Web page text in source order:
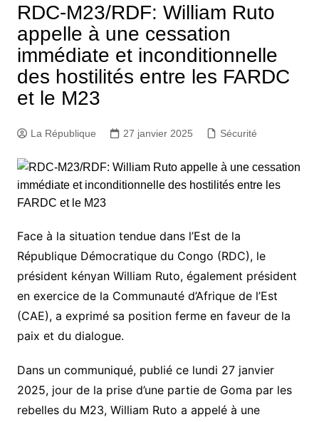
RDC-M23/RDF: William Ruto
appelle à une cessation
immédiate et inconditionnelle
des hostilités entre les FARDC
et le M23
La République 27 janvier 2025 Sécurité
Face à la situation tendue dans l’Est de la
République Démocratique du Congo (RDC), le
président kényan William Ruto, également président
en exercice de la Communauté d’Afrique de l’Est
(CAE), a exprimé sa position ferme en faveur de la
paix et du dialogue.
Dans un communiqué, publié ce lundi 27 janvier
2025, jour de la prise d’une partie de Goma par les
rebelles du M23, William Ruto a appelé à une